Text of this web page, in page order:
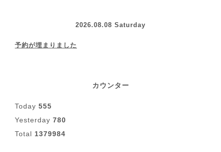
2026.08.08 Saturday
予約が埋まりました
カウンター
Today 555
Yesterday 780
Total 1379984